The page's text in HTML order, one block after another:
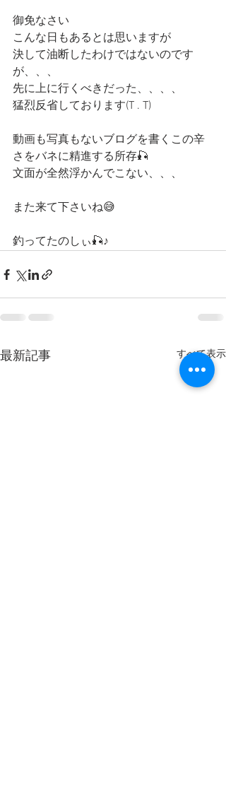
御免なさい
こんな日もあるとは思いますが
決して油断したわけではないのです
が、、、
先に上に行くべきだった、、、、
猛烈反省しております(T . T)
動画も写真もないブログを書くこの辛
さをバネに精進する所存🎣
文面が全然浮かんでこない、、、
また来て下さいね😅
釣ってたのしぃ🎣♪
最新記事 すべて表示